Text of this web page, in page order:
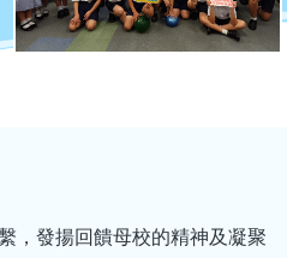
，發揚回饋母校的精神及凝聚